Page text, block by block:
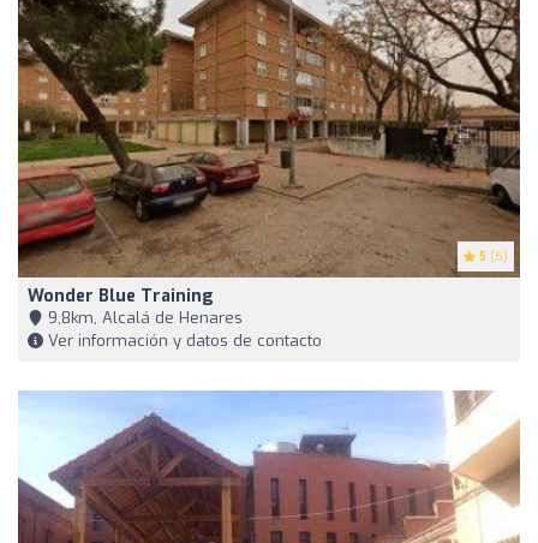
5 (6)
Wonder Blue Training
9,8km, Alcalá de Henares
Ver información y datos de contacto